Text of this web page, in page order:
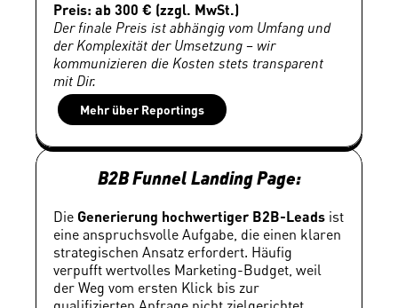
Preis: ab 300 € (zzgl. MwSt.)
Der finale Preis ist abhängig vom Umfang und
der Komplexität der Umsetzung – wir
kommunizieren die Kosten stets transparent
mit Dir.
Mehr über Reportings
B2B Funnel Landing Page:
Die Generierung hochwertiger B2B-Leads ist
eine anspruchsvolle Aufgabe, die einen klaren
strategischen Ansatz erfordert. Häufig
verpufft wertvolles Marketing-Budget, weil
der Weg vom ersten Klick bis zur